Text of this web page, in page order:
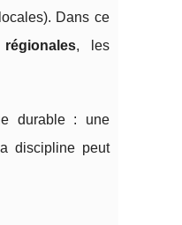
Dans ce
, les
durable : une
discipline peut